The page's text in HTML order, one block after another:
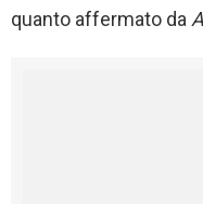
quanto affermato da